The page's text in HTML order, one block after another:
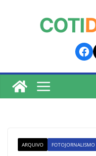
ARQUIVO FOTOJORNALISMO